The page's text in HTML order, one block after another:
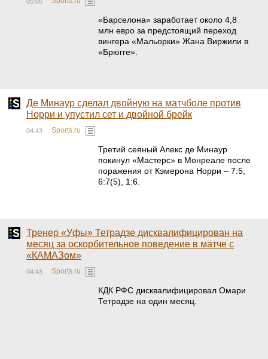
«Барселона» заработает около 4,8
млн евро за предстоящий переход
вингера «Мальорки» Жана Виржили в
«Брюгге».
Де Минаур сделал двойную на матчболе против
Норри и упустил сет и двойной брейк
04:43 Sports.ru
Третий сеяный Алекс де Минаур
покинул «Мастерс» в Монреале после
поражения от Кэмерона Норри – 7:5,
6:7(5), 1:6.
Тренер «Уфы» Тетрадзе дисквалифицирован на
месяц за оскорбительное поведение в матче с
«КАМАЗом»
04:43 Sports.ru
КДК РФС дисквалифицировал Омари
Тетрадзе на один месяц.